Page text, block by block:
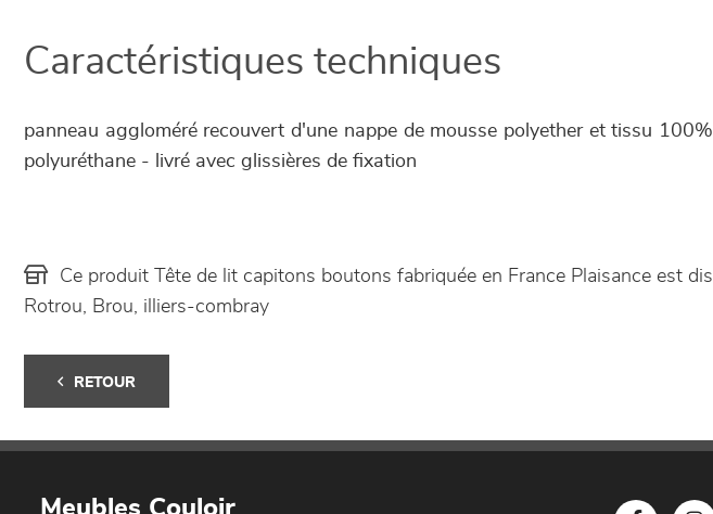
Caractéristiques techniques
panneau aggloméré recouvert d'une nappe de mousse polyether et tissu 100%
polyuréthane - livré avec glissières de fixation
Ce produit Tête de lit capitons boutons fabriquée en France Plaisance est
Rotrou, Brou, illiers-combray
RETOUR
Meubles Couloir